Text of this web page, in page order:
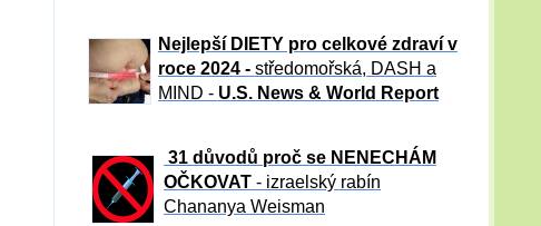
Nejlepší DIETY pro celkové zdraví v
roce 2024 - středomořská, DASH a
MIND - U.S. News & World Report
31 důvod ů proč se NENECHÁM
OČKOVAT - izraelský rabín
Chananya Weisman